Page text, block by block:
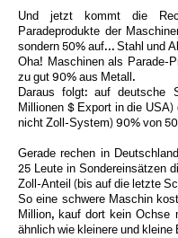
Und jetzt kommt die
Paradeprodukte der
sondern 50% auf... Stahl und
Oha! Maschinen als Parade-
zu gut 90% aus Metall.
Daraus folgt: auf deutsche
Millionen $ Export in die
nicht Zoll-System) 90% von
Gerade rechen in
25 Leute in Sondereinsätzen
Zoll-Anteil (bis auf die letzte
So eine schwere Maschin
Million, kauf dort kein Ochse
ähnlich wie kleinere und kleine